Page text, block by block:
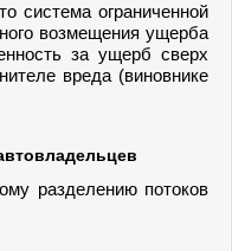
ограниченной
возмещения ущерба
за ущерб сверх
вреда (виновнике
разделению потоков